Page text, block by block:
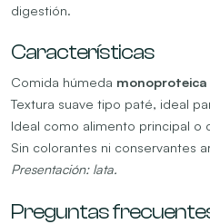
digestión.
Características
Comida húmeda monoproteica
Textura suave tipo paté, ideal
Ideal como alimento principal o
Sin colorantes ni conservantes
Presentación: lata.
Preguntas